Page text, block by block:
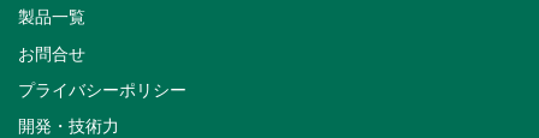
製品一覧
お問合せ
プライバシーポリシー
開発・技術力